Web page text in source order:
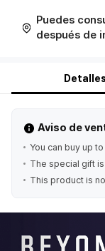
Puedes
después de
Detalles
Aviso de
You can buy up to
The special gift
This product is